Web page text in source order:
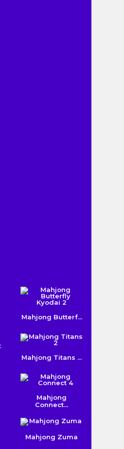
Mahjong Butterf...
Mahjong Titans ...
Mahjong
Connect...
Mahjong Zuma